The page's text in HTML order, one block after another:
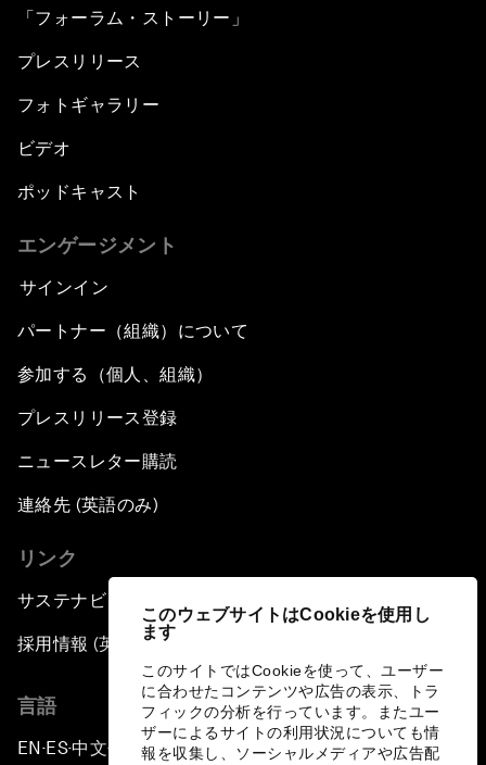
このウェブサイトはCookieを使用し
ます
このサイトではCookieを使って、ユーザー
に合わせたコンテンツや広告の表示、トラ
フィックの分析を行っています。またユー
ザーによるサイトの利用状況についても情
報を収集し、ソーシャルメディアや広告配
「フォーラム・ストーリー」
プレスリリース
フォトギャラリー
ビデオ
ポッドキャスト
エンゲージメント
サインイン
パートナー（組織）について
参加する（個人、組織）
プレスリリース登録
ニュースレター購読
連絡先 (英語のみ)
リンク
サステナビリティへの取り組み
採用情報 (英語のみ)
言語
EN ▪ES▪中文▪ 日本語